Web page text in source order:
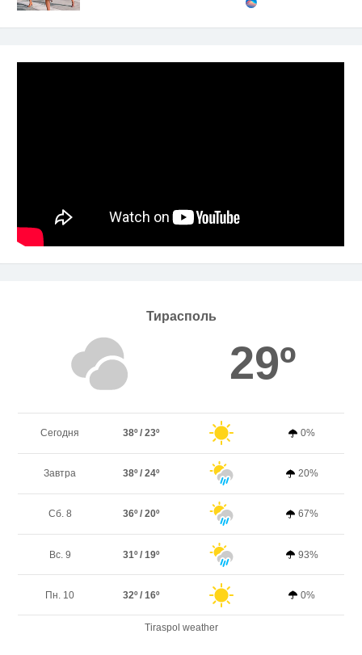
Тирасполь
29º
Сегодня 38º / 23º 0%
Завтра 38º / 24º 20%
Сб. 8 36º / 20º 67%
Вс. 9 31º / 19º 93%
Пн. 10 32º / 16º 0%
Tiraspol weather